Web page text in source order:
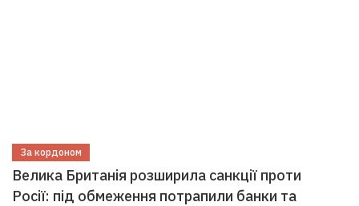
За кордоном
Велика Британія розширила санкції проти
Росії: під обмеження потрапили банки та